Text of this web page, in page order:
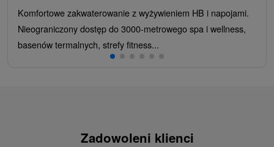
Komfortowe zakwaterowanie z wyżywieniem HB i napojami.
Nieograniczony dostęp do 3000-metrowego spa i wellness,
basenów termalnych, strefy fitness...
Zadowoleni klienci